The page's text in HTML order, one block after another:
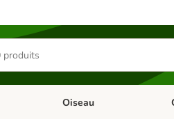
Rongeur & Co
Dérouler les catégories:
Oiseau